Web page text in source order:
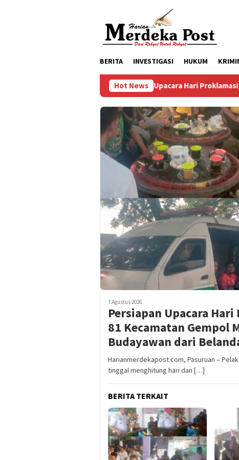
BERITA INVESTIGASI HUKUM
Hot News
Persiapan Upacara Hari Proklamasi Kemerdekaan RI
7 Agustus 2026
Persiapan Upacara
81 Kecamatan Gempol
Budayawan dari
Harianmerdekapost.com, Pasuruan –
tinggal menghitung hari dan […]
BERITA TERKAIT